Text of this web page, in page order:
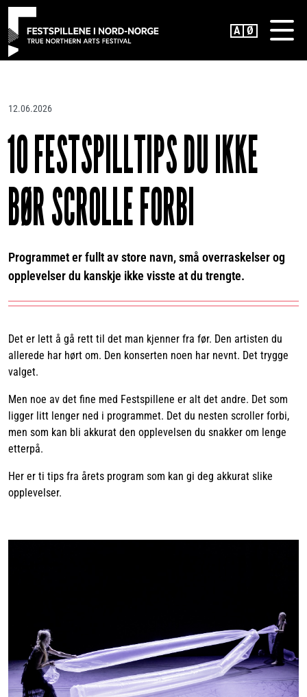
p
MENU
12.06.2026
10 FESTSPILLTIPS DU IKKE
BØR SCROLLE FORBI
Programmet er fullt av store navn, små overraskelser og
opplevelser du kanskje ikke visste at du trengte.
Det er lett å gå rett til det man kjenner fra før. Den artisten du
allerede har hørt om. Den konserten noen har nevnt. Det trygge
valget.
Men noe av det fine med Festspillene er alt det andre. Det som
ligger litt lenger ned i programmet. Det du nesten scroller forbi,
men som kan bli akkurat den opplevelsen du snakker om lenge
etterpå.
Her er ti tips fra årets program som kan gi deg akkurat slike
opplevelser.